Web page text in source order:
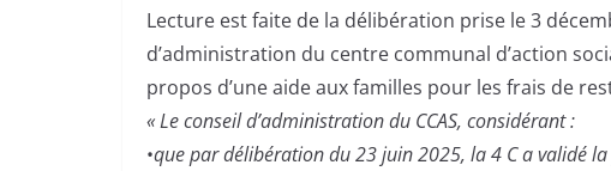
Lecture est faite de la délibération prise le 3
d’administration du centre communal d’action
propos d’une aide aux familles pour les frais de
« Le conseil d’administration du CCAS, considérant :
•que par délibération du 23 juin 2025, la 4 C a validé